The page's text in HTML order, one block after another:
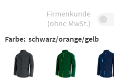
Firmenkunde
(ohne MwSt.)
Farbe: schwarz/orange/gelb